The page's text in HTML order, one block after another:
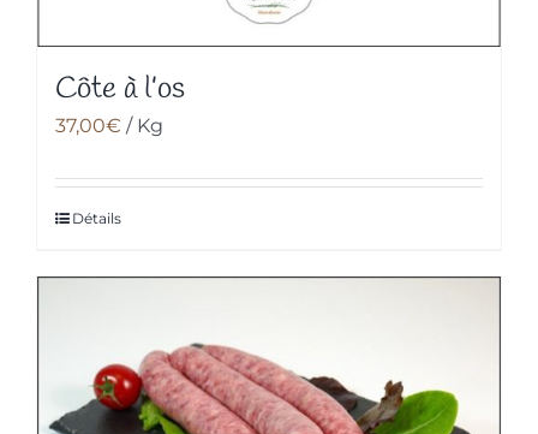
Côte à l’os
37,00€ / Kg
Détails